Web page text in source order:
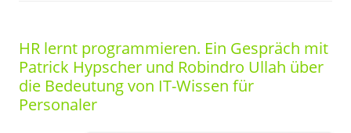
HR lernt programmieren. Ein Gespräch mit
Patrick Hypscher und Robindro Ullah über
die Bedeutung von IT-Wissen für
Personaler